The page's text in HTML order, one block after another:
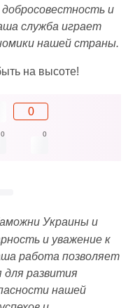
и
служба играет
нашей страны.
на высоте!
0
0 0
Украины и
и уважение к
работа позволяет
для развития
нашей